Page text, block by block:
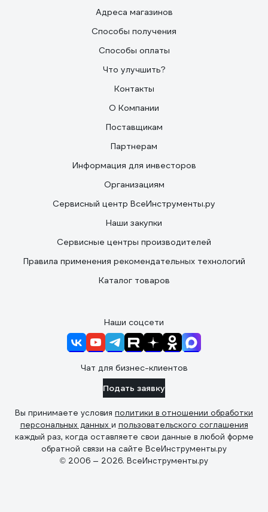
Адреса магазинов
Способы получения
Способы оплаты
Что улучшить?
Контакты
О Компании
Поставщикам
Партнерам
Информация для инвесторов
Организациям
Сервисный центр ВсеИнструменты.ру
Наши закупки
Сервисные центры производителей
Правила применения рекомендательных технологий
Каталог товаров
Наши соцсети
Чат для бизнес-клиентов
Подать заявку
Вы принимаете условия политики в отношении обработки
персональных данных и пользовательского соглашения
каждый раз, когда оставляете свои данные в любой форме
обратной связи на сайте ВсеИнструменты.ру
© 2006 — 2026. ВсеИнструменты.ру